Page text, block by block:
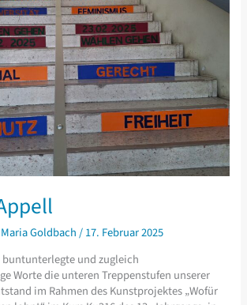
Goldbach/17. Februar 2025
buntunterlegte und zugleich
Worte die unteren Treppenstufen unserer
im Rahmen des Kunstprojektes „Wofür